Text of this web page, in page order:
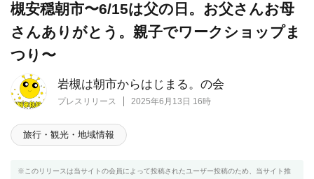
岩槻は朝市からはじまる。の会
プレスリリース 2025年6月13日 16時
槻安穏朝市〜6/15は父の日。お父さんお母
さんありがとう。親子でワークショップま
つり〜
旅行・観光・地域情報
※このリリースは当サイトの会員によって投稿されたユーザー投稿のため、当サイト推